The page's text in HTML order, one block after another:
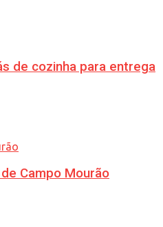
de cozinha para entrega
Campo Mourão